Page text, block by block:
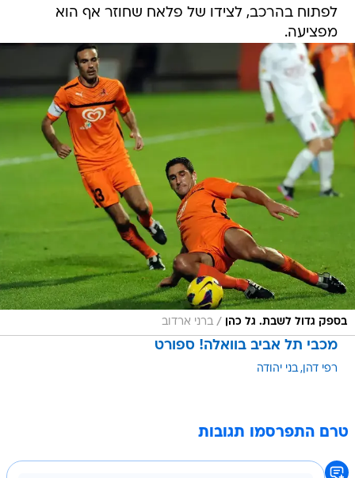
לפתוח בהרכב, לצידו של פלאח שחוזר אף הוא
מפציעה.
בספק גדול לשבת. גל כהן / ברני ארדוב
מכבי תל אביב בוואלה! ספורט
רפי דהן בני יהודה
טרם התפרסמו תגובות